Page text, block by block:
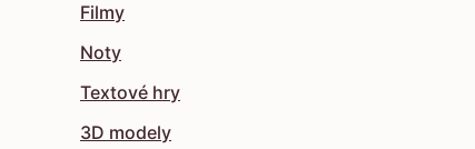
Filmy
Noty
Textové hry
3D modely